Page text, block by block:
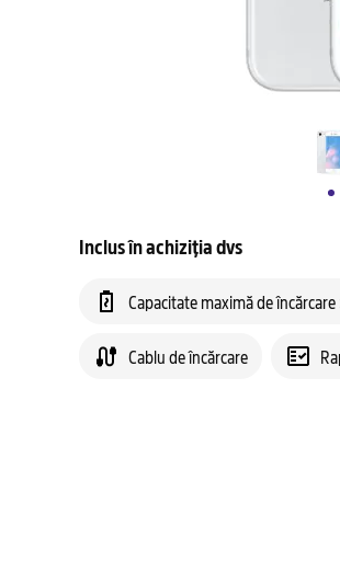
Inclus în achiziția dvs
Capacitate maximă de
Cablu de încărcare